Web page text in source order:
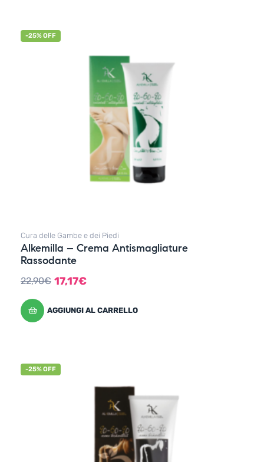
-25% OFF
Cura delle Gambe e dei Piedi
Alkemilla – Crema Antismagliature
Rassodante
22,90€ 17,17€
AGGIUNGI AL CARRELLO
-25% OFF